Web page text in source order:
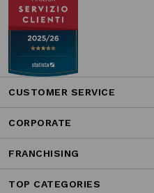
CUSTOMER SERVICE
CORPORATE
FRANCHISING
TOP CATEGORIES